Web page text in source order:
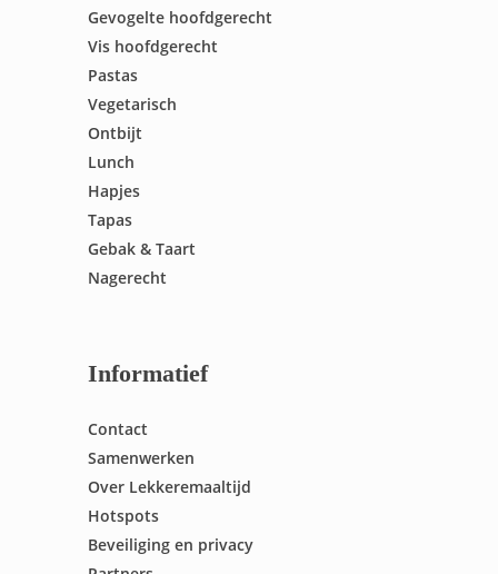
Gevogelte hoofdgerecht
Vis hoofdgerecht
Pastas
Vegetarisch
Ontbijt
Lunch
Hapjes
Tapas
Gebak & Taart
Nagerecht
Informatief
Contact
Samenwerken
Over Lekkeremaaltijd
Hotspots
Beveiliging en privacy